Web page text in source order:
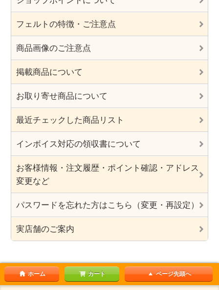
フェルトの特徴・ご注意点
商品画像のご注意点
掲載商品について
お取り寄せ商品について
最近チェックした商品リスト
インボイス対応の領収書について
お客様情報・注文履歴・ポイント確認・アドレス
変更など
パスワードを忘れた方はこちら（変更・再設定）
実店舗のご案内
ホーム カート ページ先頭へ